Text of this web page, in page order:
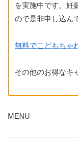
を実施中です。妊
ので是非申し込ん
無料でこどもちゃ
その他のお得なキ
MENU